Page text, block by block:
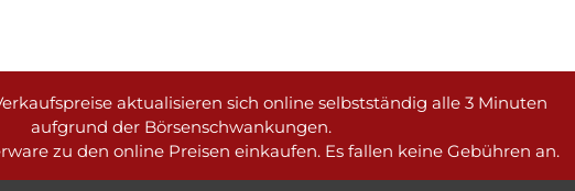
aktualisieren sich online selbstständig alle 3 Minuten
aufgrund der Börsenschwankungen.
zu den online Preisen einkaufen. Es fallen keine Gebühren an.